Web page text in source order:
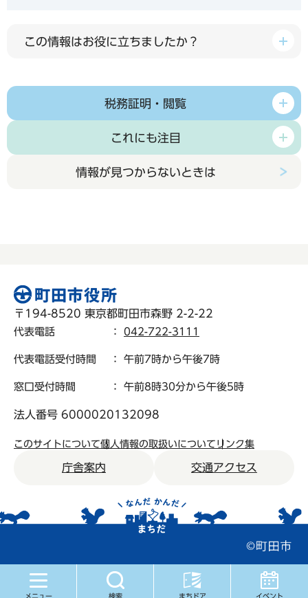
メニュー 検索 まちドア イベント
この情報はお役に立ちましたか？
税務証明・閲覧
これにも注目
情報が見つからないときは
〒194-8520 東京都町田市森野 2-2-22
代表電話 ： 042-722-3111
代表電話受付時間 ： 午前7時から午後7時
窓口受付時間 ： 午前8時30分から午後5時
法人番号 6000020132098
このサイトについて個人情報の取扱いについて リンク集
庁舎案内 交通アクセス